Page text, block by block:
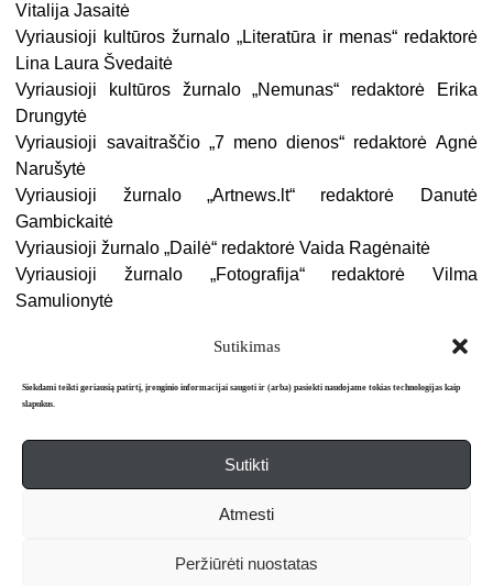
Sutikimas
Siekdami teikti geriausią patirtį, įrenginio informacijai saugoti ir (arba) pasiekti naudojame tokias technologijas kaip
slapukus.
Sutikti
Atmesti
Peržiūrėti nuostatas
Vitalija Jasaitė
Vyriausioji kultūros žurnalo „Literatūra ir menas“ redaktorė
Lina Laura Švedaitė
Vyriausioji kultūros žurnalo „Nemunas“ redaktorė Erika
Drungytė
Vyriausioji savaitraščio „7 meno dienos“ redaktorė Agnė
Narušytė
Vyriausioji žurnalo „Artnews.lt“ redaktorė Danutė
Gambickaitė
Vyriausioji žurnalo „Dailė“ redaktorė Vaida Ragėnaitė
Vyriausioji žurnalo „Fotografija“ redaktorė Vilma
Samulionytė
Apie mus Redakcija Prenumerata